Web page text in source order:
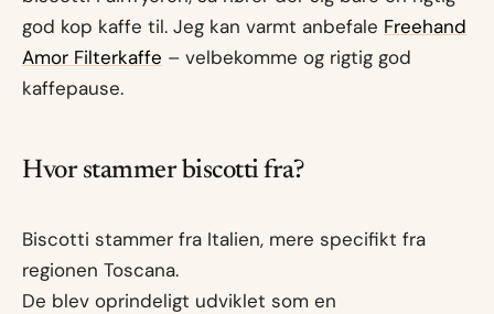
god kop kaffe til. Jeg kan varmt anbefale Freehand
Amor Filterkaffe – velbekomme og rigtig god
kaffepause.
Hvor stammer biscotti fra?
Biscotti stammer fra Italien, mere specifikt fra
regionen Toscana.
De blev oprindeligt udviklet som en